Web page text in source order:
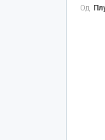
Од